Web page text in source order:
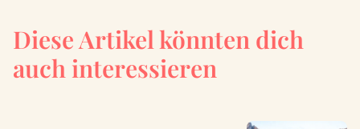
Diese Artikel könnten dich
auch interessieren